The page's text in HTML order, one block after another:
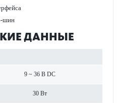
шин
ДАННЫЕ
9 ~ 36 В DC
30 Вт